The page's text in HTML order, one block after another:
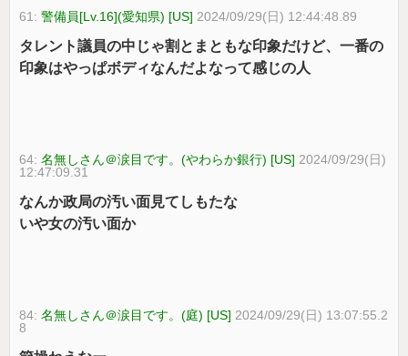
61:警備員[Lv.16](愛知県) [US] 2024/09/29(日) 12:44:48.89
タレント議員の中じゃ割とまともな印象だけど、一番の
印象はやっぱボディなんだよなって感じの人
64:名無しさん＠涙目です。(やわらか銀行) [US] 2024/09/29(日)
12:47:09.31
なんか政局の汚い面見てしもたな
いや女の汚い面か
84:名無しさん＠涙目です。(庭) [US] 2024/09/29(日) 13:07:55.2
8